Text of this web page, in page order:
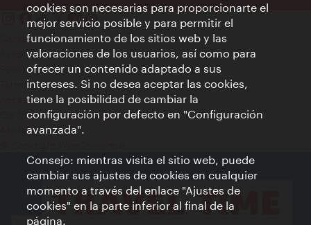
Contacto
Aviso legal
Política de privacidad de datos
Terms of Use
Accesibilidad
Contacto para la prensa
Ajustes de cookie
cookies son necesarias para proporcionarte el
mejor servicio posible y para permitir el
funcionamiento de los sitios web y las
valoraciones de los usuarios, así como para
ofrecer un contenido adaptado a sus
intereses. Si no desea aceptar las cookies,
tiene la posibilidad de cambiar la
configuración por defecto en "Configuración
avanzada".
Consejo: mientras visita el sitio web, puede
cambiar sus ajustes de cookies en cualquier
momento a través del enlace "Ajustes de
cookies" en la parte inferior al final de la
página.